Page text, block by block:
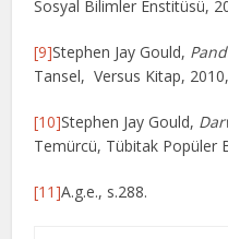
Sosyal Bilimler Enstitüsü,
[9]Stephen Jay Gould,
Tansel, Versus Kitap,
[10]Stephen Jay Gould,
Temürcü, Tübitak Popüler
[11]A.g.e., s.288.